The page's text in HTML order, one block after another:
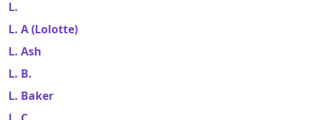
L.
L. A (Lolotte)
L. Ash
L. B.
L. Baker